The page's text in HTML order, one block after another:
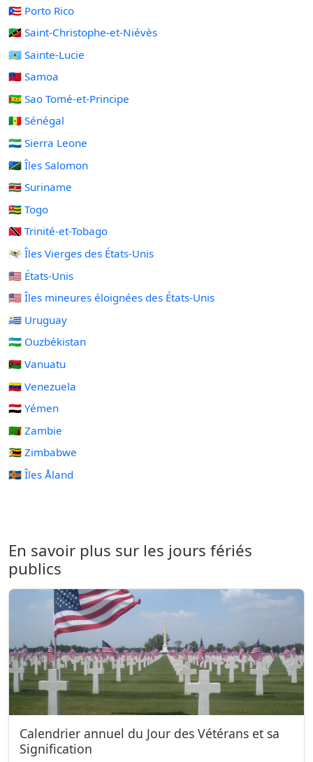
🇵🇷 Porto Rico
🇰🇳 Saint-Christophe-et-Niévès
🇱🇨 Sainte-Lucie
🇼🇸 Samoa
🇸🇹 Sao Tomé-et-Principe
🇸🇳 Sénégal
🇸🇱 Sierra Leone
🇸🇧 Îles Salomon
🇸🇷 Suriname
🇹🇬 Togo
🇹🇹 Trinité-et-Tobago
🇻🇮 Îles Vierges des États-Unis
🇺🇸 États-Unis
🇺🇲 Îles mineures éloignées des États-Unis
🇺🇾 Uruguay
🇺🇿 Ouzbékistan
🇻🇺 Vanuatu
🇻🇪 Venezuela
🇾🇪 Yémen
🇿🇲 Zambie
🇿🇼 Zimbabwe
🇦🇽 Îles Åland
En savoir plus sur les jours fériés
publics
Calendrier annuel du Jour des Vétérans et sa
Signification